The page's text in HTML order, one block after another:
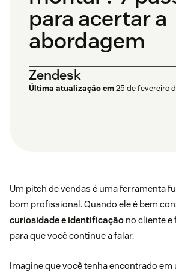
para acertar a
abordagem
Zendesk
Última atualização em25 de fevereiro
Um pitch de vendas é uma ferramenta
bom profissional. Quando ele é bem
curiosidade e identificação no cliente e
para que você continue a falar.
Imagine que você tenha encontrado em